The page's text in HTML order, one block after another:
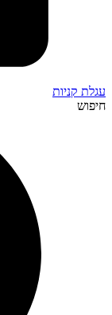
עגלת קניות
חיפוש